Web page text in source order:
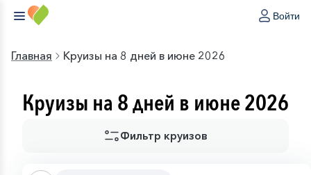
Войти
Главная Круизы на 8 дней в июне 2026
Круизы на 8 дней в июне 2026
Фильтр круизов